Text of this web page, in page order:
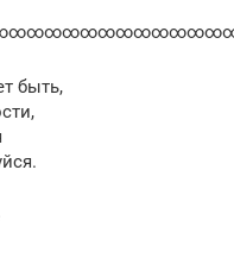
быть,